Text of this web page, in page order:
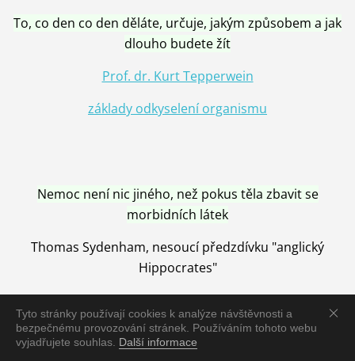
Tyto stránky používají cookies k analýze návštěvnosti a
bezpečnému provozování stránek. Používáním tohoto webu
vyjadřujete souhlas. Další informace
To, co den co den děláte, určuje, jakým způsobem a jak
dlouho budete žít
Prof. dr. Kurt Tepperwein
základy odkyselení organismu
Nemoc není nic jiného, než pokus těla zbavit se
morbidních látek
Thomas Sydenham, nesoucí předzdívku "anglický
Hippocrates"
Nemoc je vyléčena jen pomocí Přírody, neutralizací a